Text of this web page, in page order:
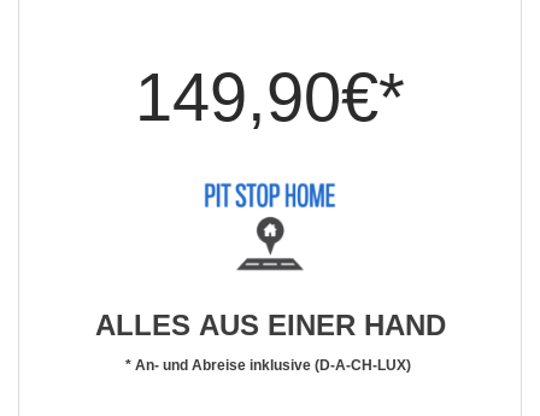
149,90€*
ALLES AUS EINER HAND
* An- und Abreise inklusive (D-A-CH-LUX)